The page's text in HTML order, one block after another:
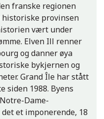
franske regionen
historiske provinsen
vært under
Elven Ill renner
og danner øya
bykjernen og
Grand Île har stått
siden 1988. Byens
Dame-
et imponerende, 18